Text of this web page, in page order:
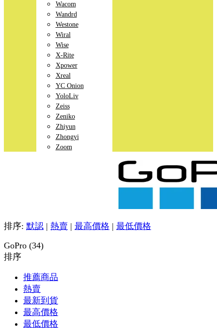
Wacom
Wandrd
Westone
Wiral
Wise
X-Rite
Xpower
Xreal
YC Onion
YoloLiv
Zeiss
Zeniko
Zhiyun
Zhongyi
Zoom
排序: 默認 | 熱賣 | 最高價格 | 最低價格
GoPro (34)
排序
推薦商品
熱賣
最新到貨
最高價格
最低價格